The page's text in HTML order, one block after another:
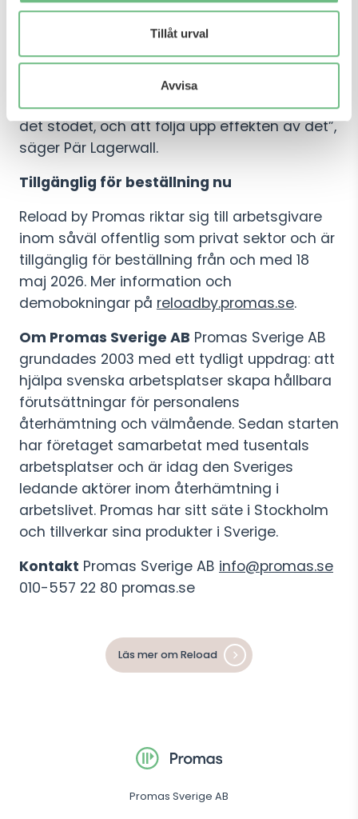
Tillåt urval
Avvisa
”Återhämtning är inte en belöning för dem
som hinner med det. Det är en förutsättning
för att kunna prestera och må bra på jobbet,
dag efter dag. Reload by Promas gör det
möjligt för arbetsgivare att ge sin personal
det stödet, och att följa upp effekten av det”,
säger Pär Lagerwall.
Tillgänglig för beställning nu
Reload by Promas riktar sig till arbetsgivare
inom såväl offentlig som privat sektor och är
tillgänglig för beställning från och med 18
maj 2026. Mer information och
demobokningar på reloadby.promas.se.
Om Promas Sverige AB Promas Sverige AB
grundades 2003 med ett tydligt uppdrag: att
hjälpa svenska arbetsplatser skapa hållbara
förutsättningar för personalens
återhämtning och välmående. Sedan starten
har företaget samarbetat med tusentals
arbetsplatser och är idag den Sveriges
ledande aktörer inom återhämtning i
arbetslivet. Promas har sitt säte i Stockholm
och tillverkar sina produkter i Sverige.
Kontakt Promas Sverige AB info@promas.se
010-557 22 80 promas.se
Läs mer om Reload
Promas Sverige AB